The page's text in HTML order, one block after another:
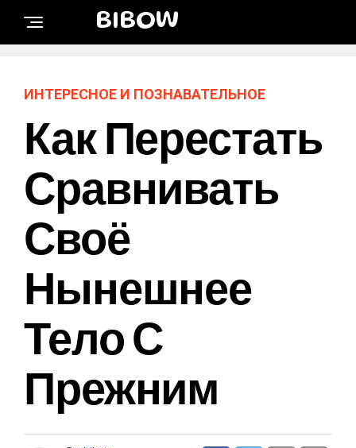
BIBOW
ИНТЕРЕСНОЕ И ПОЗНАВАТЕЛЬНОЕ
Как Перестать
Сравнивать
Своё
Нынешнее
Тело С
Прежним